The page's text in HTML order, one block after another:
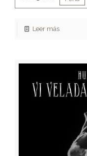
Leer más